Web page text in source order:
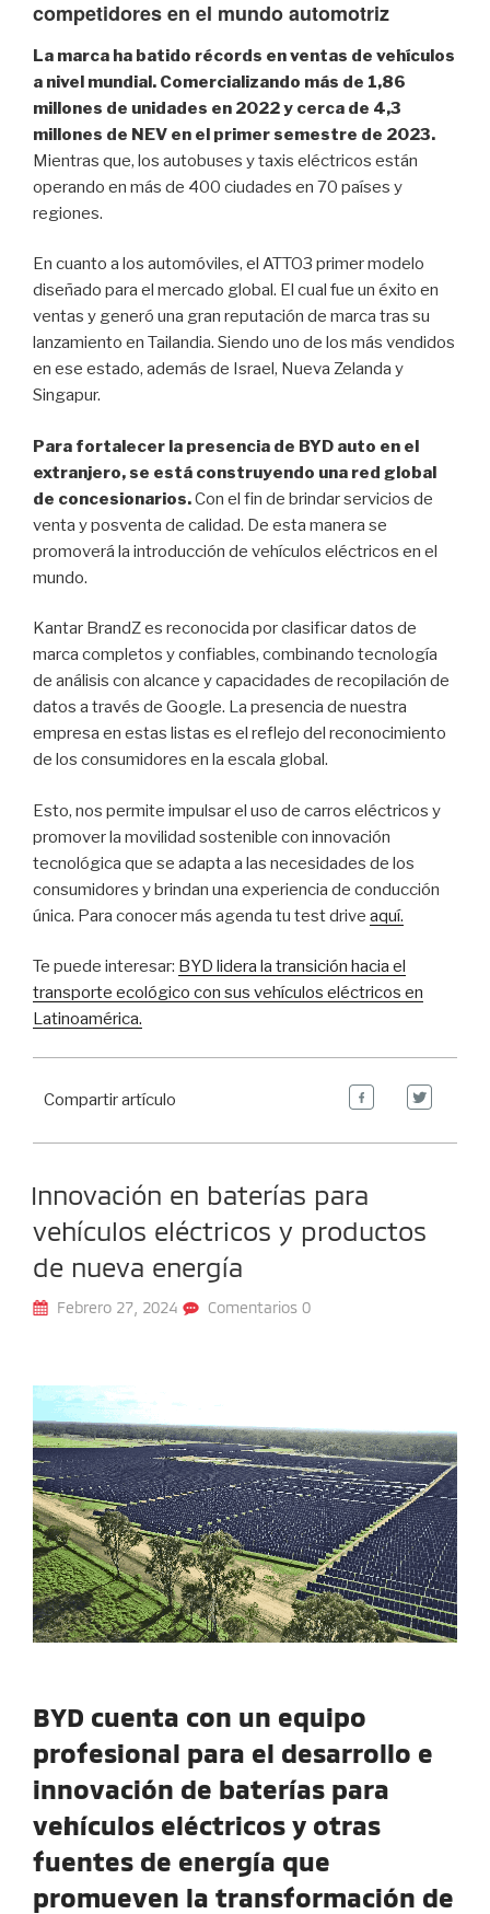
competidores en el mundo automotriz
La marca ha batido récords en ventas de vehículos
a nivel mundial. Comercializando más de 1,86
millones de unidades en 2022 y cerca de 4,3
millones de NEV en el primer semestre de 2023.
Mientras que, los autobuses y taxis eléctricos están
operando en más de 400 ciudades en 70 países y
regiones.
En cuanto a los automóviles, el ATTO3 primer modelo
diseñado para el mercado global. El cual fue un éxito en
ventas y generó una gran reputación de marca tras su
lanzamiento en Tailandia. Siendo uno de los más vendidos
en ese estado, además de Israel, Nueva Zelanda y
Singapur.
Para fortalecer la presencia de BYD auto en el
extranjero, se está construyendo una red global
de concesionarios.Con el fin de brindar servicios de
venta y posventa de calidad. De esta manera se
promoverá la introducción de vehículos eléctricos en el
mundo.
Kantar BrandZ es reconocida por clasificar datos de
marca completos y confiables, combinando tecnología
de análisis con alcance y capacidades de recopilación de
datos a través de Google. La presencia de nuestra
empresa en estas listas es el reflejo del reconocimiento
de los consumidores en la escala global.
Esto, nos permite impulsar el uso de carros eléctricos y
promover la movilidad sostenible con innovación
tecnológica que se adapta a las necesidades de los
consumidores y brindan una experiencia de conducción
única. Para conocer más agenda tu test drive aquí.
Te puede interesar: BYD lidera la transición hacia el
transporte ecológico con sus vehículos eléctricos en
Latinoamérica.
Compartir artículo
Innovación en baterías para
vehículos eléctricos y productos
de nueva energía
Febrero 27, 2024 Comentarios 0
BYD cuenta con un equipo
profesional para el desarrollo e
innovación de baterías para
vehículos eléctricos y otras
fuentes de energía que
promueven la transformación de